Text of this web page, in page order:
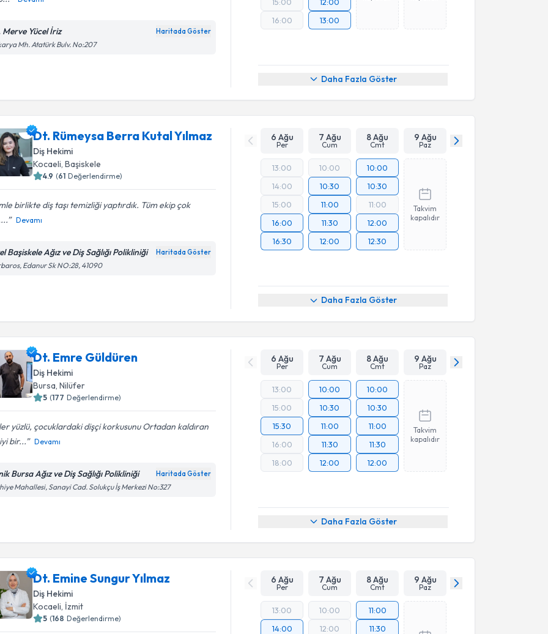
Merve Yücel İriz Haritada Göster
Mh. Atatürk Bulv. No:207
16:00
13:00
Daha Fazla Göster
Dt. Rümeysa Berra Kutal Yılmaz
Diş Hekimi
Kocaeli, Başiskele
4.9 (61 Değerlendirme)
birlikte diş taşı temizliği yaptırdık. Tüm ekip çok
Devamı
Başiskele Ağız ve Diş Sağlığı Polikliniği Haritada Göster
Edanur Sk NO:28, 41090
6 Ağu
Per
7 Ağu
Cum
8 Ağu
Cmt
9 Ağu
Paz
13:00
14:00
15:00
16:00
16:30
10:00
10:30
11:00
11:30
12:00
10:00
10:30
11:00
12:00
12:30
Takvim
kapalıdır
Daha Fazla Göster
Dt. Emre Güldüren
Diş Hekimi
Bursa , Nilüfer
5 (177 Değerlendirme)
yüzlü, çocuklardaki dişçi korkusunu Ortadan kaldıran
bir...
Devamı
Bursa Ağız ve Diş Sağlığı Polikliniği Haritada Göster
Mahallesi, Sanayi Cad. Solukçu İş Merkezi No:327
6 Ağu
Per
7 Ağu
Cum
8 Ağu
Cmt
9 Ağu
Paz
13:00
15:00
15:30
16:00
18:00
10:00
10:30
11:00
11:30
12:00
10:00
10:30
11:00
11:30
12:00
Takvim
kapalıdır
Daha Fazla Göster
Dt. Emine Sungur Yılmaz
Diş Hekimi
Kocaeli, İzmit
5 (168 Değerlendirme)
6 Ağu
Per
7 Ağu
Cum
8 Ağu
Cmt
9 Ağu
Paz
13:00
14:00
10:00
12:00
11:00
11:30